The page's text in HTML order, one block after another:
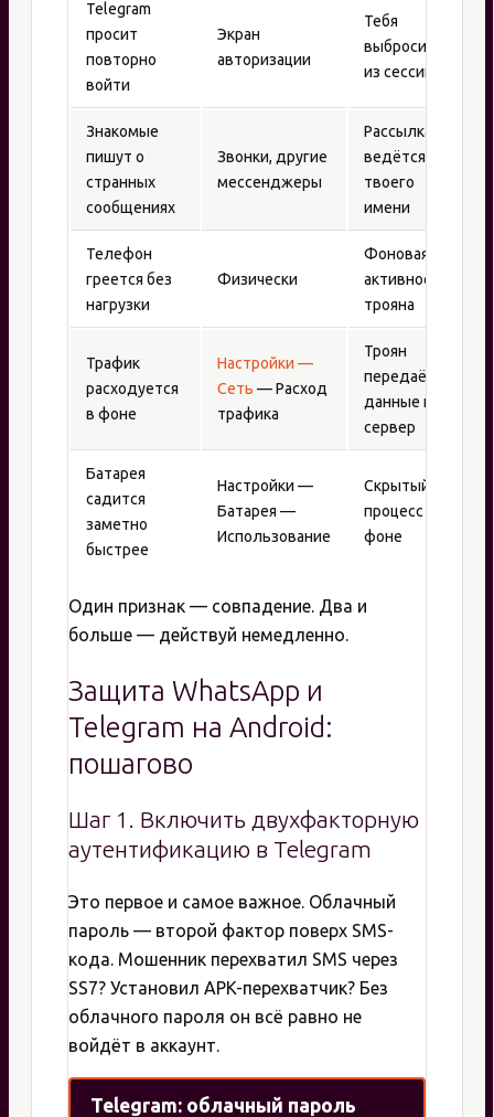
Telegram
просит
повторно
войти
Экран
авторизации
Тебя
выбросили
из сессии
Знакомые
пишут о
странных
сообщениях
Звонки, другие
мессенджеры
Рассылка
ведётся от
твоего
имени
Телефон
греется без
нагрузки
Физически
Фоновая
активность
трояна
Трафик
расходуется
в фоне
Настройки —
Сеть — Расход
трафика
Троян
передаёт
данные на
сервер
Батарея
садится
заметно
быстрее
Настройки —
Батарея —
Использование
Скрытый
процесс в
фоне
Один признак — совпадение. Два и
больше — действуй немедленно.
Защита WhatsApp и
Telegram на Android:
пошагово
Шаг 1. Включить двухфакторную
аутентификацию в Telegram
Это первое и самое важное. Облачный
пароль — второй фактор поверх SMS-
кода. Мошенник перехватил SMS через
SS7? Установил APK-перехватчик? Без
облачного пароля он всё равно не
войдёт в аккаунт.
Telegram: облачный пароль